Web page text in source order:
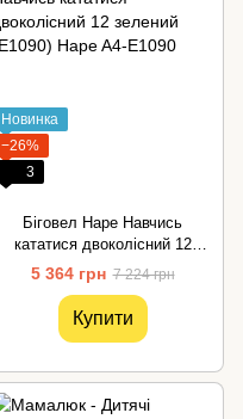
Новинка
−26%
3
Біговел Hape Навчись
кататися двоколісний 12
зелений (E1090)
5 364 грн 7 224 грн
Купити